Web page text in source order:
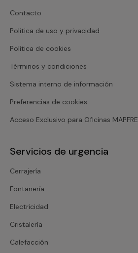
Contacto
Política de uso y privacidad
Política de cookies
Términos y condiciones
Sistema interno de información
Preferencias de cookies
Acceso Exclusivo para Oficinas MAPFRE
Servicios de urgencia
Cerrajería
Fontanería
Electricidad
Cristalería
Calefacción